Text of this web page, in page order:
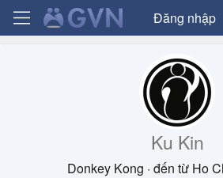
Đăng nhập
Ku Kin
Donkey Kong · đến từ Ho